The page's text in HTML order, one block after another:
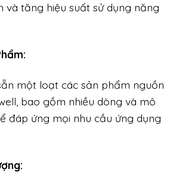
và tăng hiệu suất sử dụng năng
một loạt các sản phẩm nguồn
bao gồm nhiều dòng và mô
đáp ứng mọi nhu cầu ứng dụng